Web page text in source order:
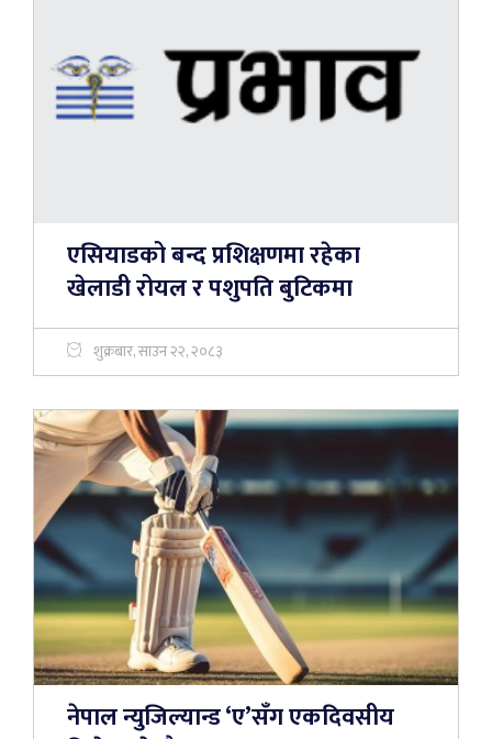
एसियाडको बन्द प्रशिक्षणमा रहेका
खेलाडी रोयल र पशुपति बुटिकमा
शुक्रबार, साउन २२, २०८३
नेपाल न्युजिल्यान्ड ‘ए’सँग एकदिवसीय